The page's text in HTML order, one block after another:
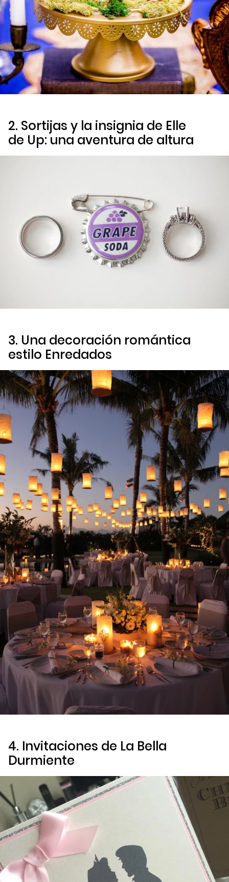
2. Sortijas y la insignia de Elle
de Up: una aventura de altura
3. Una decoración romántica
estilo Enredados
4. Invitaciones de La Bella
Durmiente